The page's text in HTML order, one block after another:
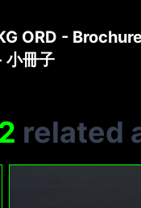
ORD -
小冊子
2 related